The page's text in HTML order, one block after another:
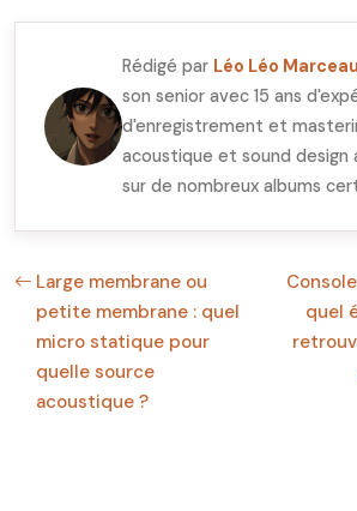
Rédigé par Léo Léo Marceau
son senior avec 15 ans
d'enregistrement et
acoustique et sound design
sur de nombreux albums
Large membrane ou
petite membrane : quel
micro statique pour
quelle source
acoustique ?
quel